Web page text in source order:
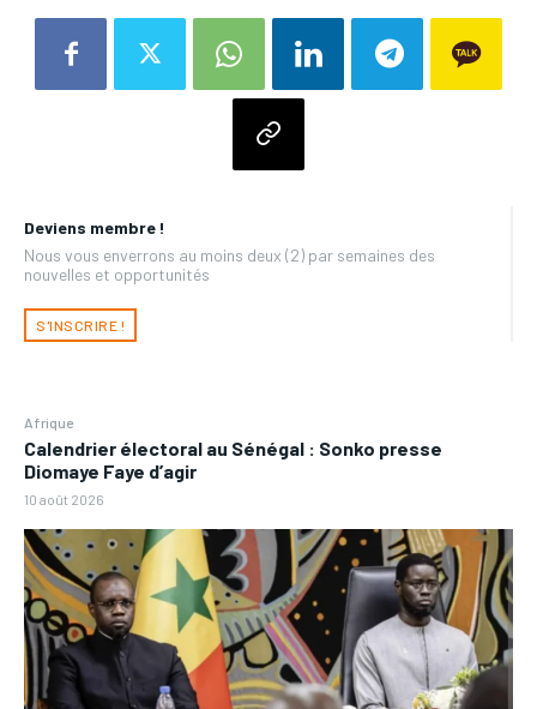
Deviens membre !
Nous vous enverrons au moins deux (2) par semaines des
nouvelles et opportunités
S'INSCRIRE !
Afrique
Calendrier électoral au Sénégal : Sonko presse
Diomaye Faye d’agir
10 août 2026